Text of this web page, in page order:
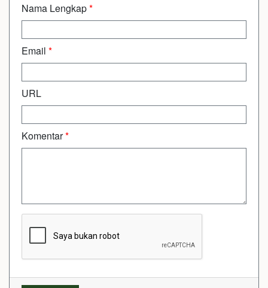
Nama Lengkap*
Email *
URL
Komentar*